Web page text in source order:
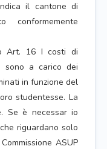
il cantone di
conformemente
Art. 16 I costi di
sono a carico dei
in funzione del
studentesse. La
Se è necessar io
riguardano solo
ASUP